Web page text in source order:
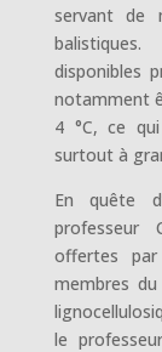
servant de
disponibles
notamment
4 °C, ce
surtout à
En quête
professeur
offertes
membres
le